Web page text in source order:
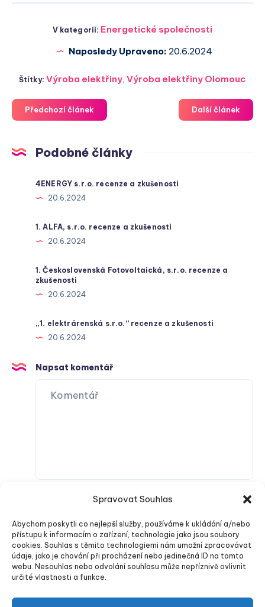
Spravovat Souhlas
Abychom poskytli co nejlepší služby, používáme k ukládání a/nebo
přístupu k informacím o zařízení, technologie jako jsou soubory
cookies. Souhlas s těmito technologiemi nám umožní zpracovávat
údaje, jako je chování při procházení nebo jedinečná ID na tomto
webu. Nesouhlas nebo odvolání souhlasu může nepříznivě ovlivnit
určité vlastnosti a funkce.
V kategorii: Energetické společnosti
Naposledy Upraveno: 20.6.2024
Štítky:Výroba elektřiny,Výroba elektřiny Olomouc
Předchozí článek Další článek
Podobné články
4ENERGY s.r.o. recenze a zkušenosti
20.6.2024
1. ALFA, s.r.o. recenze a zkušenosti
20.6.2024
1. Československá Fotovoltaická, s.r.o. recenze a
zkušenosti
20.6.2024
„1. elektrárenská s.r.o.“ recenze a zkušenosti
20.6.2024
Napsat komentář
Odeslat komentář